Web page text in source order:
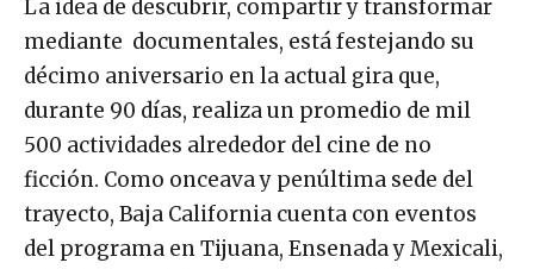
La idea de descubrir, compartir y transformar
mediante documentales, está festejando su
décimo aniversario en la actual gira que,
durante 90 días, realiza un promedio de mil
500 actividades alrededor del cine de no
ficción. Como onceava y penúltima sede del
trayecto, Baja California cuenta con eventos
del programa en Tijuana, Ensenada y Mexicali,